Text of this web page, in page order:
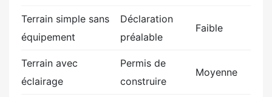
Terrain simple sans
équipement
Déclaration
préalable
Faible
Terrain avec
éclairage
Permis de
construire
Moyenne